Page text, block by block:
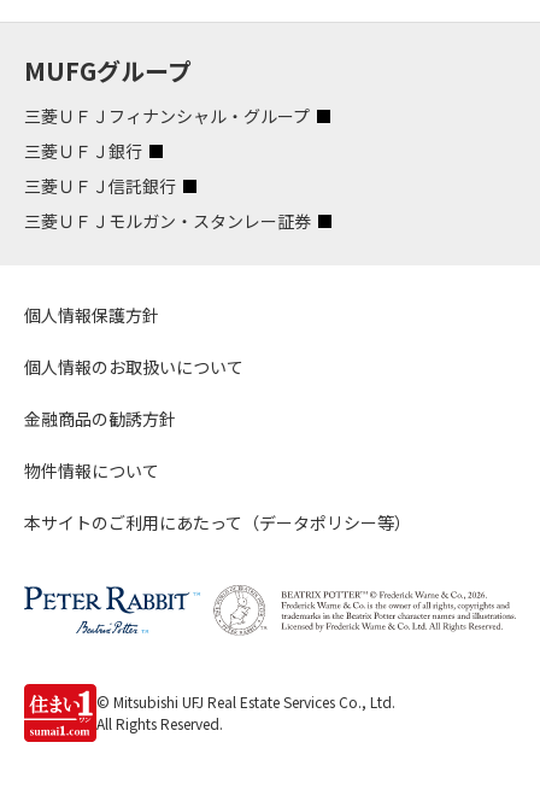
MUFGグループ
三菱ＵＦＪフィナンシャル・グループ
三菱ＵＦＪ銀行
三菱ＵＦＪ信託銀行
三菱ＵＦＪモルガン・スタンレー証券
個人情報保護方針
個人情報のお取扱いについて
金融商品の勧誘方針
物件情報について
本サイトのご利用にあたって（データポリシー等）
© Mitsubishi UFJ Real Estate Services Co., Ltd.
All Rights Reserved.